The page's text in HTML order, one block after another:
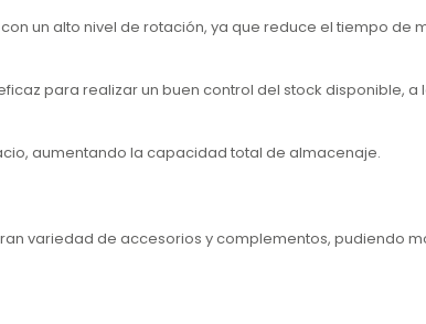
un alto nivel de rotación, ya que reduce el tiempo de
para realizar un buen control del stock disponible,
aumentando la capacidad total de almacenaje.
variedad de accesorios y complementos, pudiendo